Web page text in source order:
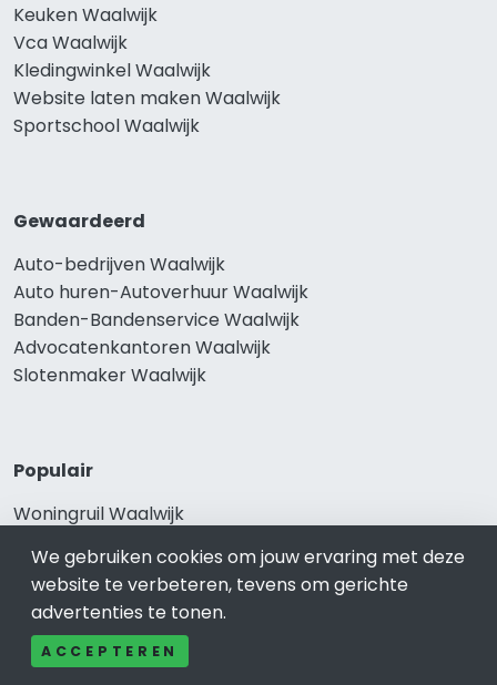
Keuken Waalwijk
Vca Waalwijk
Kledingwinkel Waalwijk
Website laten maken Waalwijk
Sportschool Waalwijk
Gewaardeerd
Auto-bedrijven Waalwijk
Auto huren-Autoverhuur Waalwijk
Banden-Bandenservice Waalwijk
Advocatenkantoren Waalwijk
Slotenmaker Waalwijk
Populair
Woningruil Waalwijk
Incassobureau Waalwijk
Bedrijfsruimte Waalwijk
Ongediertebestrijding Waalwijk
We gebruiken cookies om jouw ervaring met deze
website te verbeteren, tevens om gerichte
advertenties te tonen.
ACCEPTEREN